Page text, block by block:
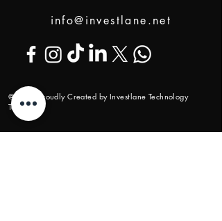
info@investlane.net
@2024 Proudly Created by Investlane Technology
Team